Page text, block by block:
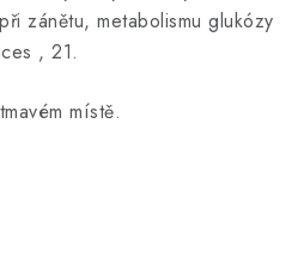
zánětu, metabolismu glukózy
, 21.
místě.